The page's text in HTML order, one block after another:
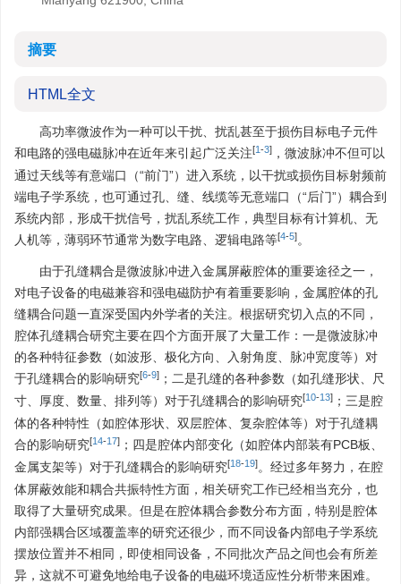
摘要
HTML全文
高功率微波作为一种可以干扰、扰乱甚至于损伤目标电子元件
和电路的强电磁脉冲在近年来引起广泛关注[1-3] ，微波脉冲不但可以
通过天线等有意端口（“前门”）进入系统，以干扰或损伤目标射频前
端电子学系统，也可通过孔、缝、线缆等无意端口（“后门”）耦合到
系统内部，形成干扰信号，扰乱系统工作，典型目标有计算机、无
人机等，薄弱环节通常为数字电路、逻辑电路等[4-5]。
由于孔缝耦合是微波脉冲进入金属屏蔽腔体的重要途径之一，
对电子设备的电磁兼容和强电磁防护有着重要影响，金属腔体的孔
缝耦合问题一直深受国内外学者的关注。根据研究切入点的不同，
腔体孔缝耦合研究主要在四个方面开展了大量工作：一是微波脉冲
的各种特征参数（如波形、极化方向、入射角度、脉冲宽度等）对
于孔缝耦合的影响研究[6-9] ；二是孔缝的各种参数（如孔缝形状、尺
寸、厚度、数量、排列等）对于孔缝耦合的影响研究[10-13] ；三是腔
体的各种特性（如腔体形状、双层腔体、复杂腔体等）对于孔缝耦
合的影响研究[14-17] ；四是腔体内部变化（如腔体内部装有PCB板、
金属支架等）对于孔缝耦合的影响研究[18-19]。经过多年努力，在腔
体屏蔽效能和耦合共振特性方面，相关研究工作已经相当充分，也
取得了大量研究成果。但是在腔体耦合参数分布方面，特别是腔体
内部强耦合区域覆盖率的研究还很少，而不同设备内部电子学系统
摆放位置并不相同，即使相同设备，不同批次产品之间也会有所差
异，这就不可避免地给电子设备的电磁环境适应性分析带来困难。